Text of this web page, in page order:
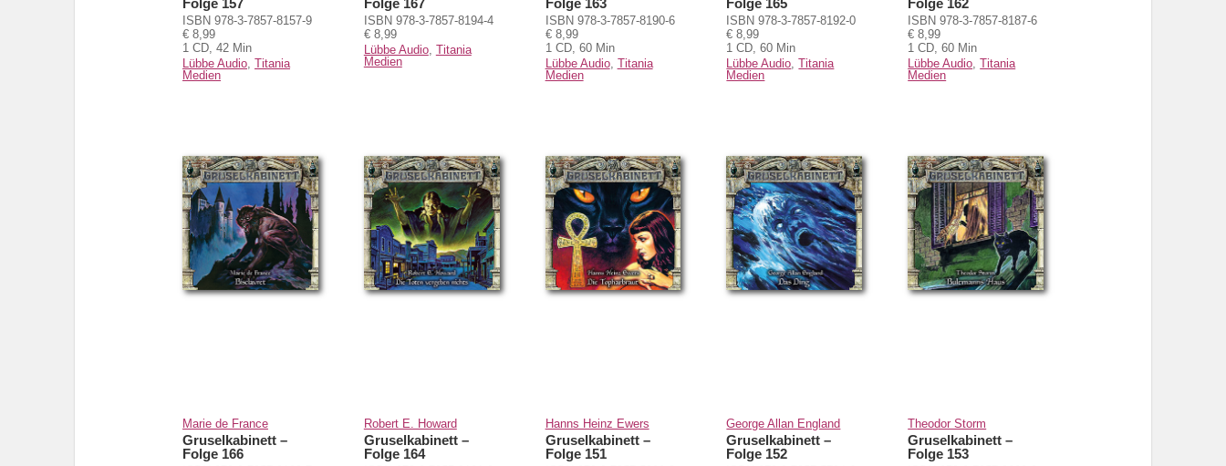
ISBN 978-3-7857-8157-9
€ 8,99
1 CD, 42 Min
Lübbe Audio Titania
Medien
ISBN 978-3-7857-8194-4
€ 8,99
Lübbe Audio, Titania
Medien
ISBN 978-3-7857-8190-6
€ 8,99
1 CD, 60 Min
Lübbe Audio, Titania
Medien
ISBN 978-3-7857-8192-0
€ 8,99
1 CD, 60 Min
Lübbe Audio ,Titania
Medien
ISBN 978-3-7857-8187-6
€ 8,99
1 CD, 60 Min
Lübbe Audio ,Titania
Medien
Marie de France
Gruselkabinett –
Folge 166
Robert E. Howard
Gruselkabinett –
Folge 164
Hanns Heinz Ewers
Gruselkabinett –
Folge 151
George Allan England
Gruselkabinett –
Folge 152
Theodor Storm
Gruselkabinett –
Folge 153